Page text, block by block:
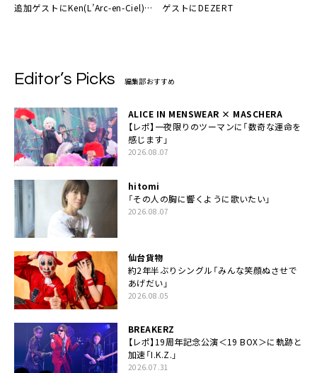
追加ゲストにKen(L’Arc-en-Ciel)が
ゲストにDEZERT
Editor’s Picks 編集部おすすめ
ALICE IN MENSWEAR × MASCHERA
【レポ】一夜限りのツーマンに「数奇な運命を
感じます」
2026.08.07
hitomi
「その人の胸に響くように歌いたい」
2026.08.07
仙台貨物
約2年半ぶりシングル「みんな笑顔ぬさせで
あげだい」
2026.08.05
BREAKERZ
【レポ】19周年記念公演＜19 BOX＞に軌跡と
加速「I.K.Z.」
2026.07.31